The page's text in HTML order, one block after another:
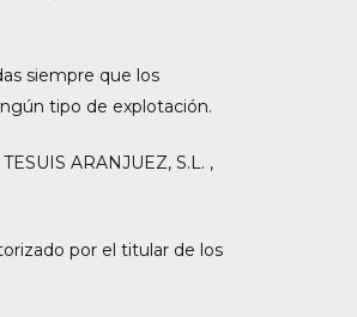
siempre que los
tipo de explotación.
ARANJUEZ, S.L. ,
por el titular de los